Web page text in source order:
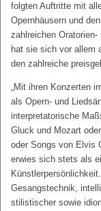
folgten Auftritte mit
Opernhäusern und
zahlreichen
hat sie sich vor allem
den zahlreiche
„Mit ihren Konzerten
als Opern- und
interpretatorische
Gluck und Mozart
oder Songs von Elvis
erwies sich stets als
Gesangstechnik,
stilistischer sowie